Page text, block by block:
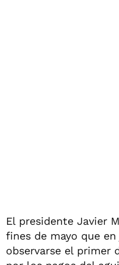
El presidente Javier
fines de mayo que
observarse el primer